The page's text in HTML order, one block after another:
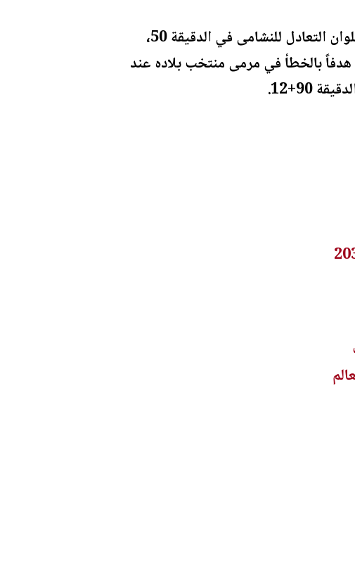
وتقدم المنتخب النمساوي عبر رومانو شميد في الدقيقة 20، قبل أن يدرك علي علوان التعادل للنشامى في الدقيقة 50،
بالخطأ في مرمى منتخب بلاده عند